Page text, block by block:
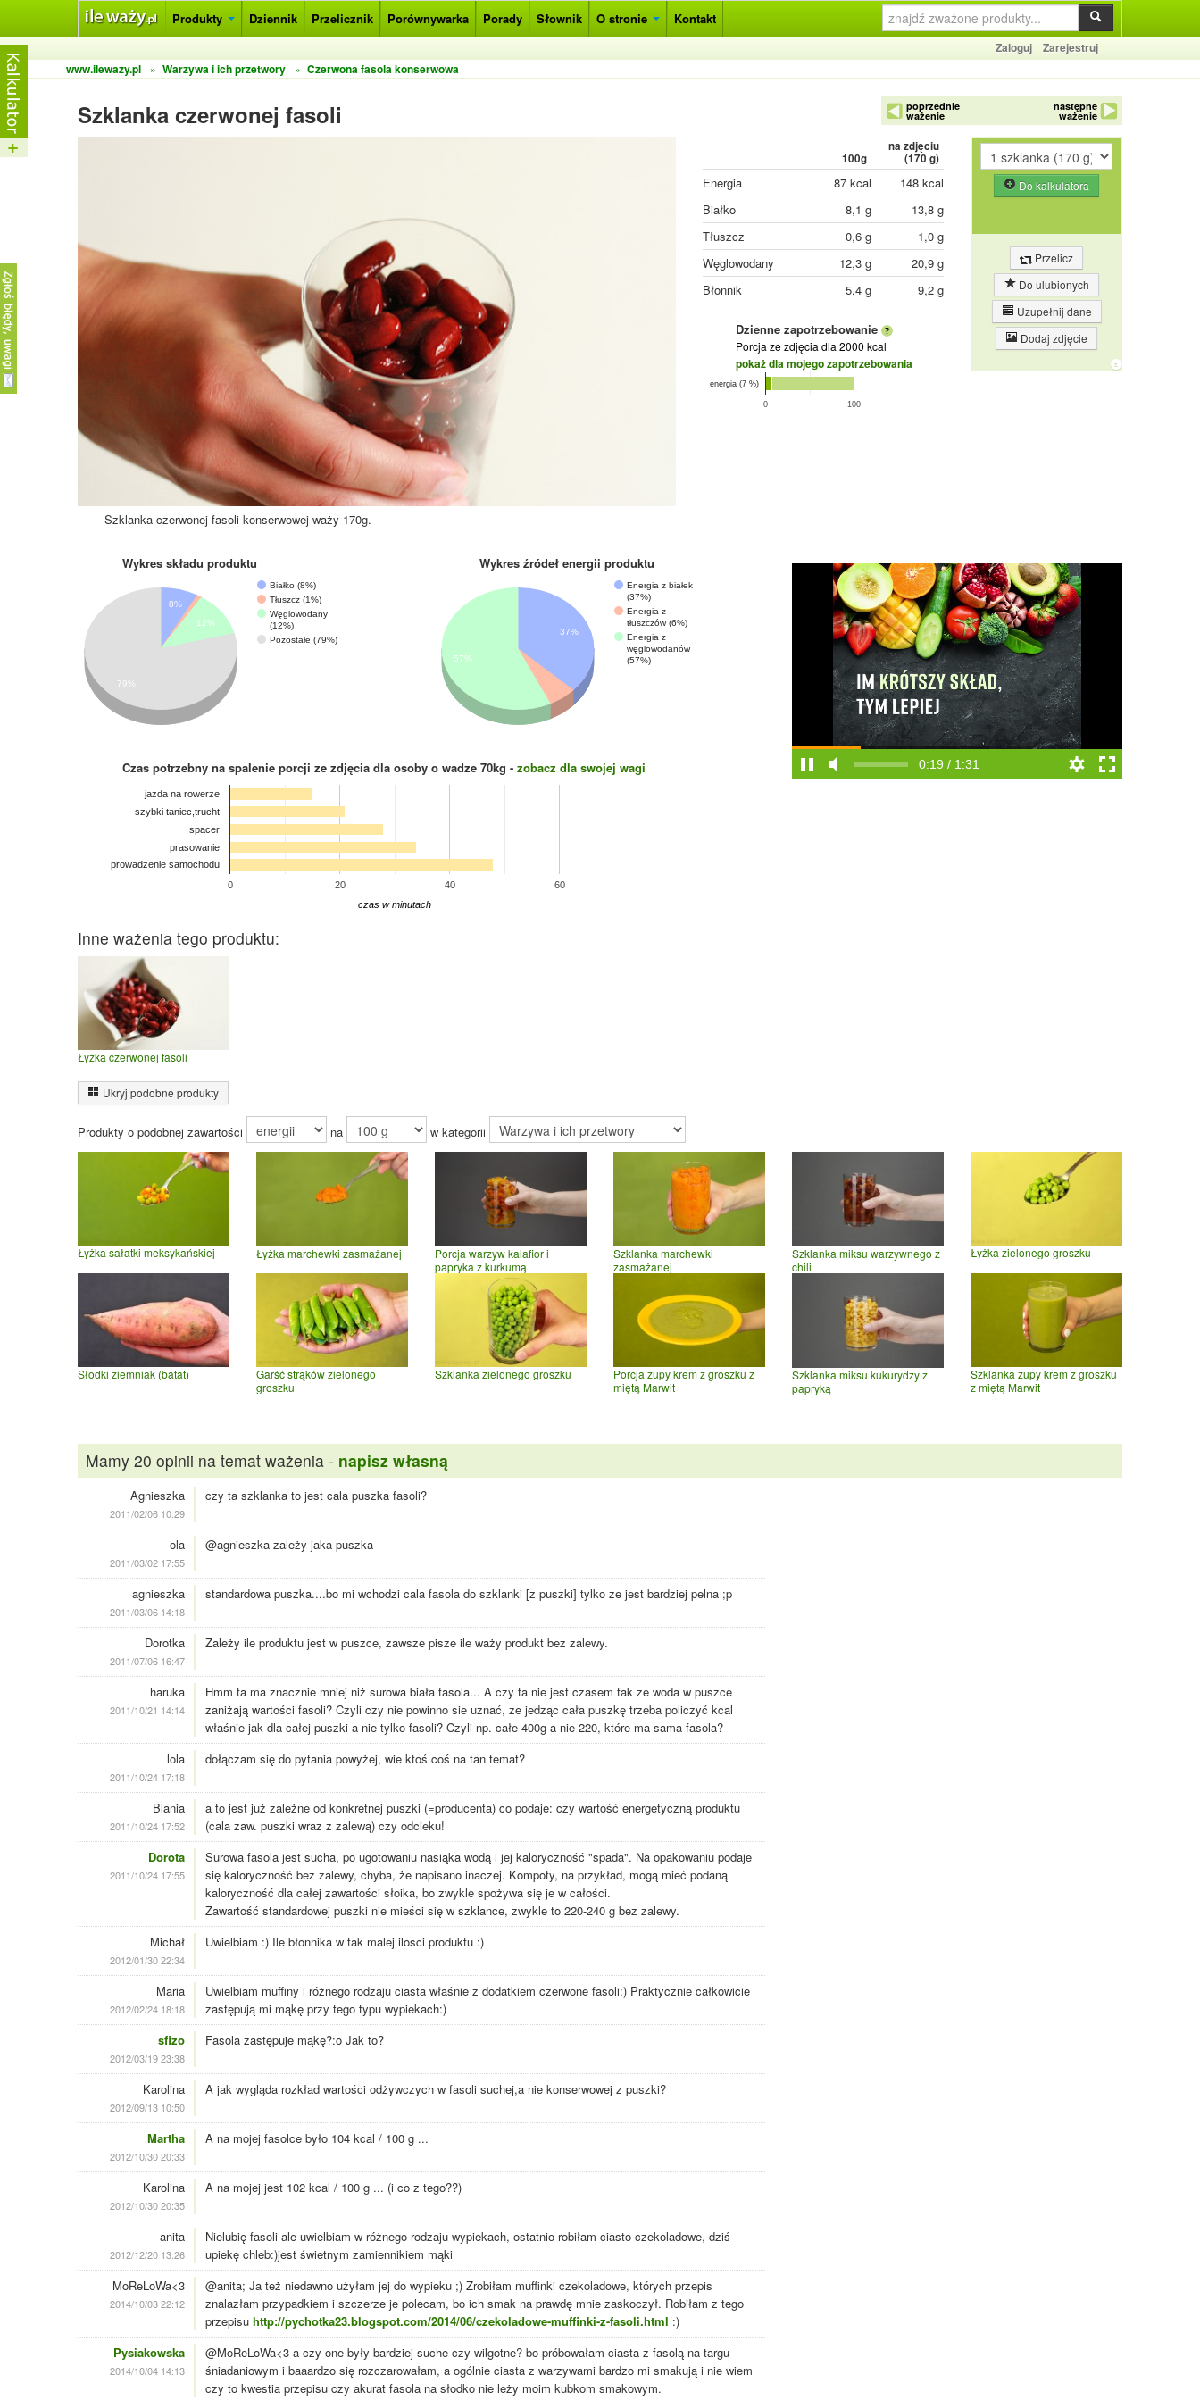
Produkty Dziennik Przelicznik Porównywarka Porady Słownik O stronie Kontakt
Zaloguj
Zarejestruj
www.ilewazy.pl
» Warzywa i ich przetwory » Czerwona fasola konserwowa
Szklanka czerwonej fasoli poprzednie
ważenie
następne
ważenie
Szklanka czerwonej fasoli konserwowej waży 170g.
100g
na zdjęciu
(170 g)
Energia 87 kcal
148 kcal
Białko
8,1 g
13,8 g
Tłuszcz
0,6 g
1,0 g
Węglowodany
12,3 g
20,9 g
Błonnik
5,4 g 9,2 g
Dzienne zapotrzebowanie
Porcja ze zdjęcia dla 2000 kcal
pokaż dla mojego zapotrzebowania
0 100
energia (7 %)
Do kalkulatora
Przelicz
Do ulubionych
Uzupełnij dane
Dodaj zdjęcie
Wykres składu produktu
Białko (8%)
Tłuszcz (1%)
Węglowodany
(12%)
Pozostałe (79%)
8%
12%
79%
Wykres źródeł energii produktu
Energia z białek
(37%)
Energia z
tłuszczów (6%)
Energia z
węglowodanów
(57%)
37%
57%
Czas potrzebny na spalenie porcji ze zdjęcia dla osoby o wadze 70kg - zobacz dla swojej wagi
0 20 40 60
jazda na rowerze
szybki taniec,trucht
spacer
prasowanie
prowadzenie samochodu
czas w minutach
0:20 / 1:31
Inne ważenia tego produktu:
Łyżka czerwonej fasoli
Ukryj podobne produkty
Produkty o podobnej zawartości na w kategorii
Łyżka sałatki meksykańskiej Łyżka marchewki zasmażanej
Porcja warzyw kalafior i
papryka z kurkumą
Szklanka marchewki
zasmażanej
Szklanka miksu warzywnego z
chili
Łyżka zielonego groszku
Słodki ziemniak (batat)
Garść strąków zielonego
groszku
Szklanka zielonego groszku
Porcja zupy krem z groszku z
miętą Marwit
Szklanka miksu kukurydzy z
papryką
Szklanka zupy krem z groszku
z miętą Marwit
Mamy 20 opinii na temat ważenia - napisz własną
Agnieszka
2011/02/06 10:29
czy ta szklanka to jest cala puszka fasoli?
ola
2011/03/02 17:55
@agnieszka zależy jaka puszka
agnieszka
2011/03/06 14:18
standardowa puszka....bo mi wchodzi cala fasola do szklanki [z puszki] tylko ze jest bardziej pelna ;p
Dorotka
2011/07/06 16:47
Zależy ile produktu jest w puszce, zawsze pisze ile waży produkt bez zalewy.
haruka
2011/10/21 14:14
Hmm ta ma znacznie mniej niż surowa biała fasola... A czy ta nie jest czasem tak ze woda w puszce
zaniżają wartości fasoli? Czyli czy nie powinno sie uznać, ze jedząc cała puszkę trzeba policzyć kcal
właśnie jak dla całej puszki a nie tylko fasoli? Czyli np. całe 400g a nie 220, które ma sama fasola?
lola
2011/10/24 17:18
dołączam się do pytania powyżej, wie ktoś coś na tan temat?
Blania
2011/10/24 17:52
a to jest już zależne od konkretnej puszki (=producenta) co podaje: czy wartość energetyczną produktu
(cala zaw. puszki wraz z zalewą) czy odcieku!
Dorota
2011/10/24 17:55
Surowa fasola jest sucha, po ugotowaniu nasiąka wodą i jej kaloryczność "spada". Na opakowaniu podaje
się kaloryczność bez zalewy, chyba, że napisano inaczej. Kompoty, na przykład, mogą mieć podaną
kaloryczność dla całej zawartości słoika, bo zwykle spożywa się je w całości.
Zawartość standardowej puszki nie mieści się w szklance, zwykle to 220-240 g bez zalewy.
Michał
2012/01/30 22:34
Uwielbiam :) Ile błonnika w tak malej ilosci produktu :)
Maria
2012/02/24 18:18
Uwielbiam muffiny i różnego rodzaju ciasta właśnie z dodatkiem czerwone fasoli:) Praktycznie całkowicie
zastępują mi mąkę przy tego typu wypiekach:)
sfizo
2012/03/19 23:38
Fasola zastępuje mąkę?:o Jak to?
Karolina
2012/09/13 10:50
A jak wygląda rozkład wartości odżywczych w fasoli suchej,a nie konserwowej z puszki?
Martha
2012/10/30 20:33
A na mojej fasolce było 104 kcal / 100 g ...
Karolina
2012/10/30 20:35
A na mojej jest 102 kcal / 100 g ... (i co z tego??)
anita
2012/12/20 13:26
Nielubię fasoli ale uwielbiam w różnego rodzaju wypiekach, ostatnio robiłam ciasto czekoladowe, dziś
upiekę chleb:)jest świetnym zamiennikiem mąki
MoReLoWa<3
2014/10/03 22:12
@anita; Ja też niedawno użyłam jej do wypieku ;) Zrobiłam muffinki czekoladowe, których przepis
znalazłam przypadkiem i szczerze je polecam, bo ich smak na prawdę mnie zaskoczył. Robiłam z tego
przepisu http://pychotka23.blogspot.com/2014/06/czekoladowe-muffinki-z-fasoli.html :)
Pysiakowska
2014/10/04 14:13
@MoReLoWa<3 a czy one były bardziej suche czy wilgotne? bo próbowałam ciasta z fasolą na targu
śniadaniowym i baaardzo się rozczarowałam, a ogólnie ciasta z warzywami bardzo mi smakują i nie wiem
czy to kwestia przepisu czy akurat fasola na słodko nie leży moim kubkom smakowym.